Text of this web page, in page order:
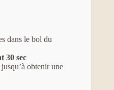
dans le bol du
30 sec
obtenir une